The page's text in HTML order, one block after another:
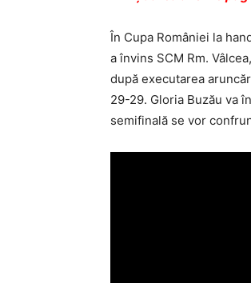
În Cupa României la
a învins SCM Rm.
după executarea
29-29. Gloria Buzău va
semifinală se vor